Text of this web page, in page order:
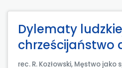
Dylematy
chrześcijaństwo
rec. R. Kozłowski, Męstwo jako